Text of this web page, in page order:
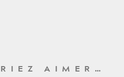
AIMER…